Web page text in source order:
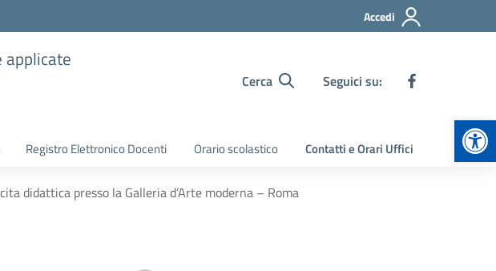
Accedi
applicate
Cerca Seguici su:
Registro Elettronico Docenti Orario scolastico Contatti e Orari Uffici
didattica presso la Galleria d’Arte moderna – Roma